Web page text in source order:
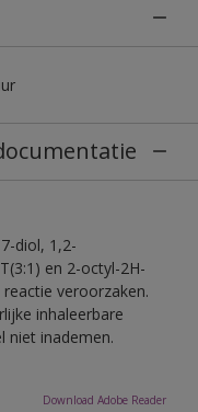
diol, 1,2-
en 2-octyl-2H-
veroorzaken.
inhaleerbare
niet inademen.
Download Adobe Reader